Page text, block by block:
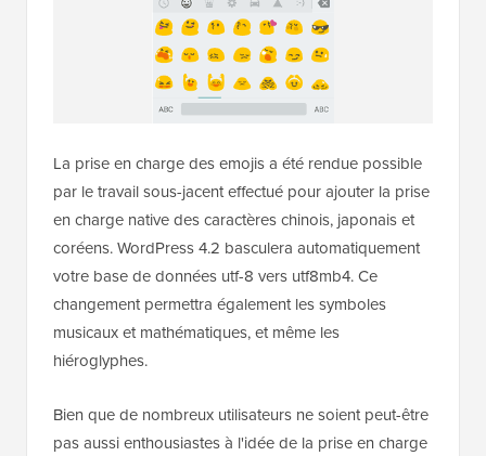
La prise en charge des emojis a été rendue possible
par le travail sous-jacent effectué pour ajouter la prise
en charge native des caractères chinois, japonais et
coréens. WordPress 4.2 basculera automatiquement
votre base de données utf-8 vers utf8mb4. Ce
changement permettra également les symboles
musicaux et mathématiques, et même les
hiéroglyphes.
Bien que de nombreux utilisateurs ne soient peut-être
pas aussi enthousiastes à l'idée de la prise en charge